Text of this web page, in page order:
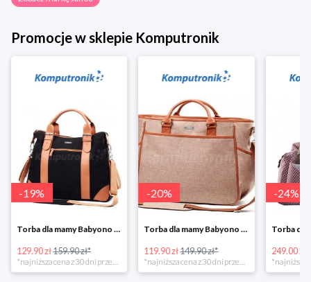
Promocje w sklepie Komputronik
-19%
Torba dla mamy Babyono 1505/01 Comfort Icoinic 5/5
129.90 zł159.90 zł*
-20%
Torba dla mamy Babyono 1507/01 Comfort Chic w super cenie
119.90 zł149.90 zł*
-24%
249.00 zł